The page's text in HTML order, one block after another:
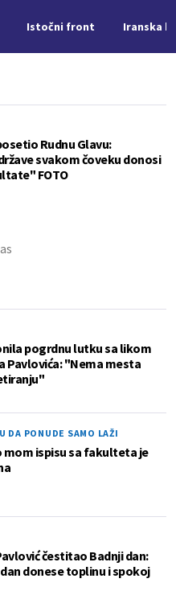
Istočni front Iranska
Rudnu Glavu:
svakom čoveku donosi
FOTO
pogrdnu lutku sa likom
Pavlovića: "Nema mesta
DA PONUDE SAMO LAŽI
mom ispisu sa fakulteta je
čestitao Badnji dan:
donese toplinu i spokoj